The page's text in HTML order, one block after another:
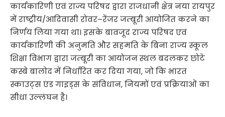
कार्यकारिणी एवं राज्य परिषद द्वारा राजधानी क्षेत्र नया रायपुर
में राष्ट्रीय/आदिवासी रोवर–रेंजर जम्बूरी आयोजित करने का
निर्णय लिया गया था। इसके बावजूद राज्य परिषद एवं
कार्यकारिणी की अनुमति और सहमति के बिना राज्य स्कूल
शिक्षा विभाग द्वारा जम्बूरी का आयोजन स्थल बदलकर छोटे
कस्बे बालोद में निर्धारित कर दिया गया, जो कि भारत
स्काउट्स एंड गाइड्स के संविधान, नियमों एवं प्रक्रियाओं का
सीधा उल्लंघन है।